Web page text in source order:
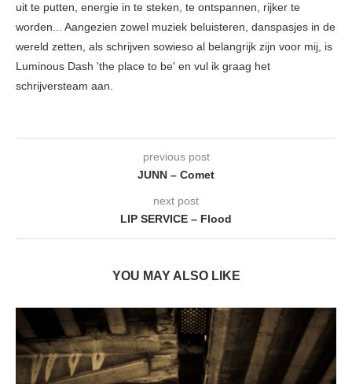
uit te putten, energie in te steken, te ontspannen, rijker te
worden... Aangezien zowel muziek beluisteren, danspasjes in de
wereld zetten, als schrijven sowieso al belangrijk zijn voor mij, is
Luminous Dash 'the place to be' en vul ik graag het
schrijversteam aan.
previous post
JUNN – Comet
next post
LIP SERVICE – Flood
YOU MAY ALSO LIKE